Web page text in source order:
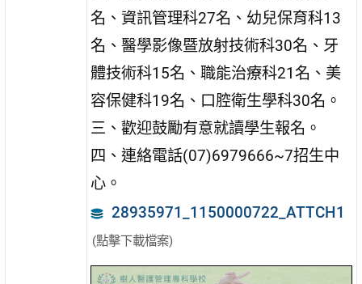
名、資訊管理科27名、幼兒保育科13
名、醫學影像暨放射技術科30名、牙
體技術科15名、職能治療科21名、美
容保健科19名、口腔衛生學科30名。
三、歡迎鼓勵有意就讀學生報名。
四、連絡電話(07)6979666~7招生中
心。
28935971_1150000722_ATTCH1
(點擊下載檔案)